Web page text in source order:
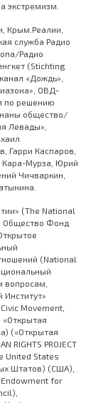
экстремизм.
Крым.Реалии,
служба Радио
Радио
(Stichting
«Дождь»,
ОВД-
по решению
общество/
Левады»,
Гарри Каспаров,
Кара-Мурза, Юрий
Чичваркин,
(The National
Общество Фонд
(National
вопросам,
Movement,
(«Открытая
RIGHTS PROJECT
United States
Штатов) (США),
for